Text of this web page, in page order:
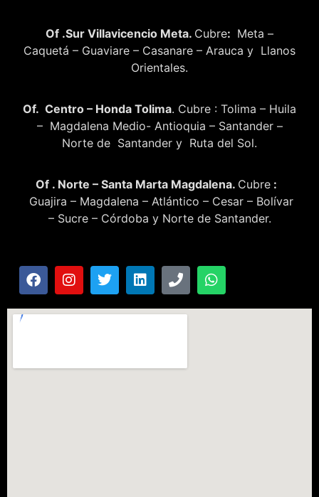
Of .Sur Villavicencio Meta. Cubre: Meta –
Caquetá – Guaviare – Casanare – Arauca y Llanos
Orientales.
Of. Centro – Honda Tolima. Cubre : Tolima – Huila
– Magdalena Medio- Antioquia – Santander –
Norte de Santander y Ruta del Sol.
Of . Norte – Santa Marta Magdalena. Cubre :
Guajira – Magdalena – Atlántico – Cesar – Bolívar
– Sucre – Córdoba y Norte de Santander.